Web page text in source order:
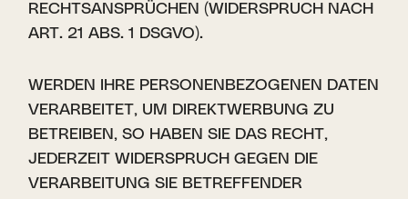
RECHTSANSPRÜCHEN (WIDERSPRUCH NACH
ART. 21 ABS. 1 DSGVO).
WERDEN IHRE PERSONENBEZOGENEN DATEN
VERARBEITET, UM DIREKTWERBUNG ZU
BETREIBEN, SO HABEN SIE DAS RECHT,
JEDERZEIT WIDERSPRUCH GEGEN DIE
VERARBEITUNG SIE BETREFFENDER